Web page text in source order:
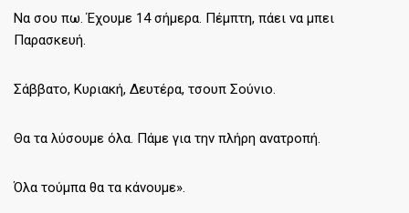
Να σου πω. Έχουμε 14 σήμερα. Πέμπτη, πάει να μπει
Παρασκευή.
Σάββατο, Κυριακή, Δευτέρα, τσουπ Σούνιο.
Θα τα λύσουμε όλα. Πάμε για την πλήρη ανατροπή.
Όλα τούμπα θα τα κάνουμε».